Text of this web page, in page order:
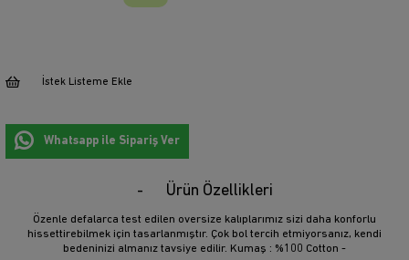
İstek Listeme Ekle
Whatsapp ile Sipariş Ver
Ürün Özellikleri
Özenle defalarca test edilen oversize kalıplarımız sizi daha konforlu
hissettirebilmek için tasarlanmıştır. Çok bol tercih etmiyorsanız, kendi
bedeninizi almanız tavsiye edilir. Kumaş : %100 Cotton -